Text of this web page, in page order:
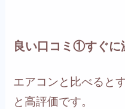
良い口コミ①すぐに
エアコンと比べると
と高評価です。